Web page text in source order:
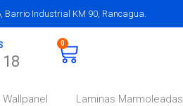
Barrio Industrial KM 90, Rancagua.
0
Wallpanel Laminas Marmoleadas